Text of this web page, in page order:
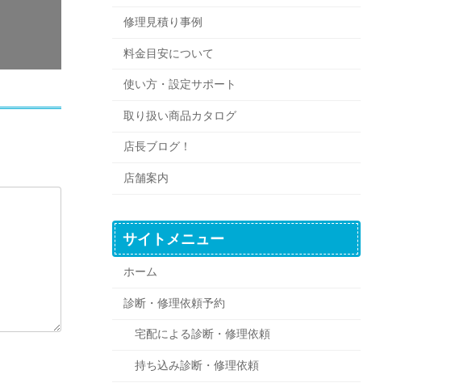
修理見積り事例
料金目安について
使い方・設定サポート
取り扱い商品カタログ
店長ブログ！
店舗案内
サイトメニュー
ホーム
診断・修理依頼予約
宅配による診断・修理依頼
持ち込み診断・修理依頼